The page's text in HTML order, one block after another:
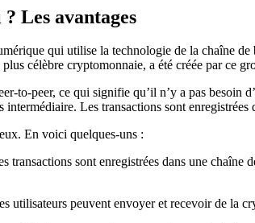
Les avantages
qui utilise la technologie de la chaîne
célèbre cryptomonnaie, a été créée par ce
to-peer, ce qui signifie qu’il n’y a pas
Les transactions sont
En voici quelques-uns :
transactions sont enregistrées dans une
utilisateurs peuvent envoyer et recevoir de la